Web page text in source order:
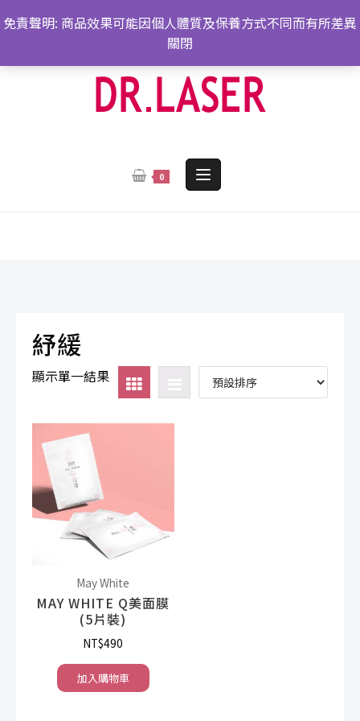
轉
內
0
紓緩
顯示單一結果
May White
MAY WHITE Q美面膜
(5片裝)
NT$490
加入購物車
免責聲明: 商品效果可能因個人體質及保養方式不同而有所差異
關閉